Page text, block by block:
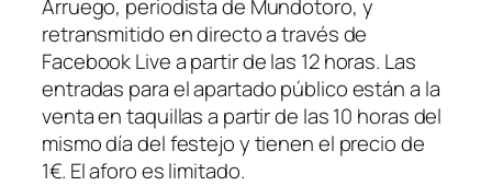
Arruego, periodista de Mundotoro, y
retransmitido en directo a través de
Facebook Live a partir de las 12 horas. Las
entradas para el apartado público están a la
venta en taquillas a partir de las 10 horas del
mismo día del festejo y tienen el precio de
1€. El aforo es limitado.